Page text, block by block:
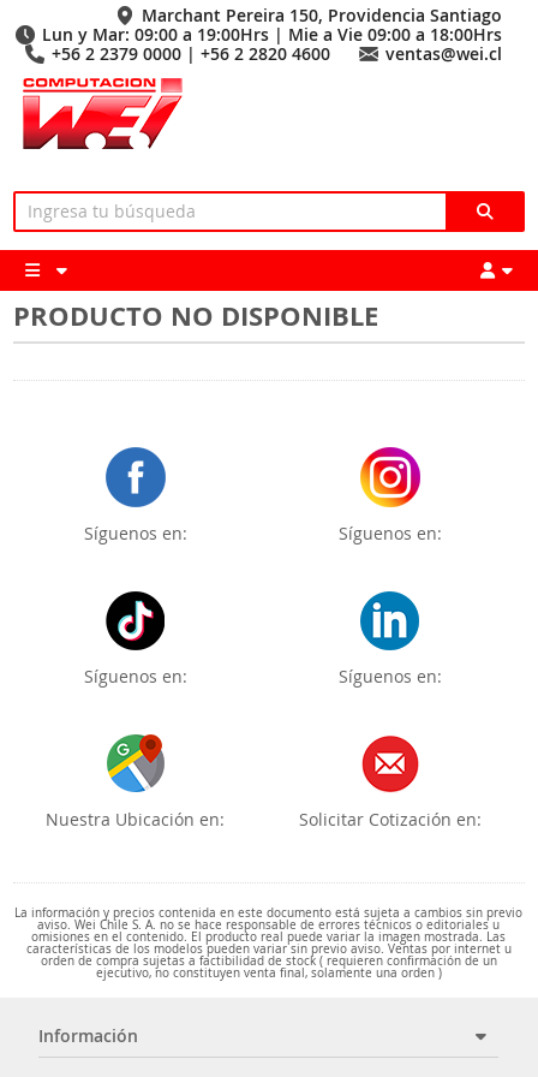
Marchant Pereira 150, Providencia Santiago
Lun y Mar: 09:00 a 19:00Hrs | Mie a Vie 09:00 a 18:00Hrs
+56 2 2379 0000 | +56 2 2820 4600
ventas@wei.cl
PRODUCTO NO DISPONIBLE
Síguenos en: Síguenos en:
Síguenos en: Síguenos en:
Nuestra Ubicación en: Solicitar Cotización en:
La información y precios contenida en este documento está sujeta a cambios sin previo
aviso. Wei Chile S. A. no se hace responsable de errores técnicos o editoriales u
omisiones en el contenido. El producto real puede variar la imagen mostrada. Las
características de los modelos pueden variar sin previo aviso. Ventas por internet u
orden de compra sujetas a factibilidad de stock ( requieren confirmación de un
ejecutivo, no constituyen venta final, solamente una orden )
Información